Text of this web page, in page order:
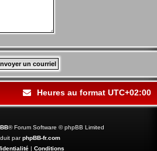
Heures au format UTC+02:00
® Forum Software © phpBB Limited
parphpBB-fr.com
| Conditions